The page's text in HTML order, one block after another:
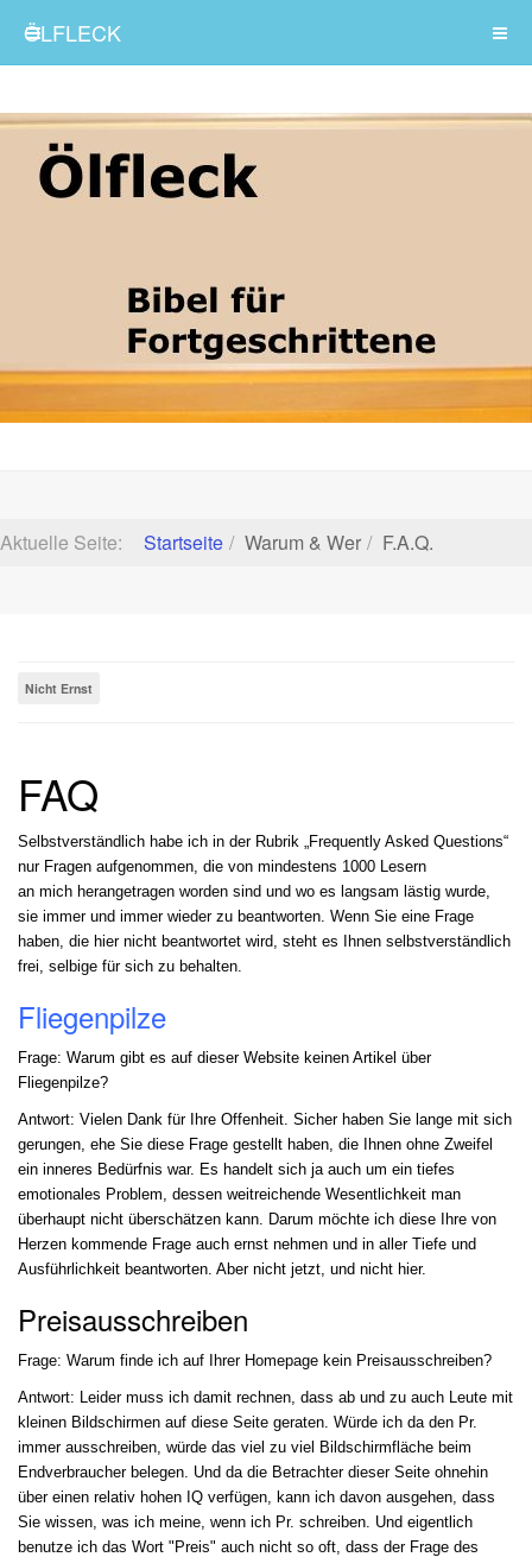
ÖLFLECK
Aktuelle Seite: Startseite Warum & Wer F.A.Q.
Nicht Ernst
FAQ
Selbstverständlich habe ich in der Rubrik „Frequently Asked Questions“
nur Fragen aufgenommen, die von mindestens 1000 Lesern
an mich herangetragen worden sind und wo es langsam lästig wurde,
sie immer und immer wieder zu beantworten. Wenn Sie eine Frage
haben, die hier nicht beantwortet wird, steht es Ihnen selbstverständlich
frei, selbige für sich zu behalten.
Fliegenpilze
Frage: Warum gibt es auf dieser Website keinen Artikel über
Fliegenpilze?
Antwort: Vielen Dank für Ihre Offenheit. Sicher haben Sie lange mit sich
gerungen, ehe Sie diese Frage gestellt haben, die Ihnen ohne Zweifel
ein inneres Bedürfnis war. Es handelt sich ja auch um ein tiefes
emotionales Problem, dessen weitreichende Wesentlichkeit man
überhaupt nicht überschätzen kann. Darum möchte ich diese Ihre von
Herzen kommende Frage auch ernst nehmen und in aller Tiefe und
Ausführlichkeit beantworten. Aber nicht jetzt, und nicht hier.
Preisausschreiben
Frage: Warum finde ich auf Ihrer Homepage kein Preisausschreiben?
Antwort: Leider muss ich damit rechnen, dass ab und zu auch Leute mit
kleinen Bildschirmen auf diese Seite geraten. Würde ich da den Pr.
immer ausschreiben, würde das viel zu viel Bildschirmfläche beim
Endverbraucher belegen. Und da die Betrachter dieser Seite ohnehin
über einen relativ hohen IQ verfügen, kann ich davon ausgehen, dass
Sie wissen, was ich meine, wenn ich Pr. schreiben. Und eigentlich
benutze ich das Wort "Preis" auch nicht so oft, dass der Frage des